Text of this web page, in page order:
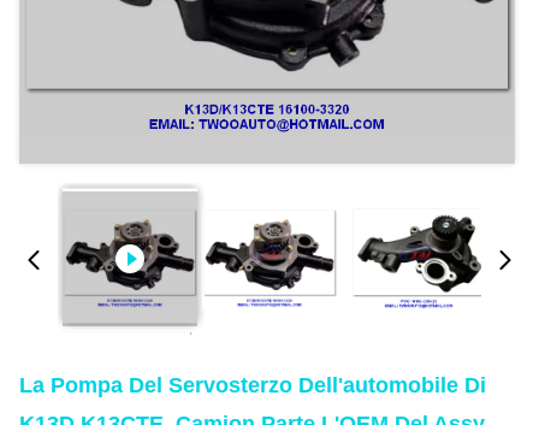
La Pompa Del Servosterzo Dell'automobile Di